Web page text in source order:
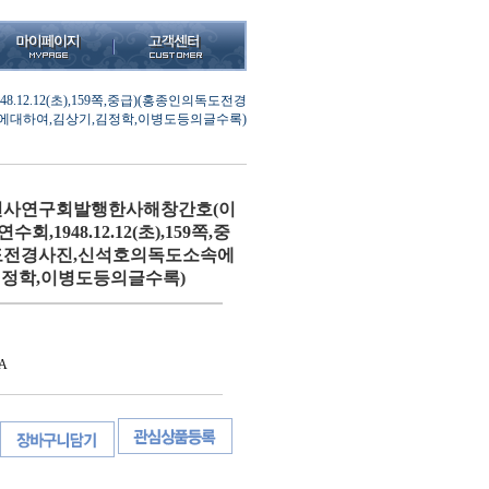
초),159쪽,중급)(홍종인의독도전경
대하여,김상기,김정학,이병도등의글수록)
연구회발행한사해창간호(이
수회,1948.12.12(초),159쪽,중
경사진,신석호의독도소속에
학,이병도등의글수록)